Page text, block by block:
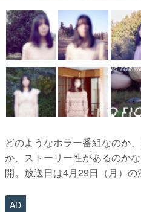
アプリレビュー
その他
電ファミニコゲーマーとは？
運営：株式会社マレ
どのようなホラー番組なのか
か、ストーリー性があるのか
開。放送日は4月29日（月）の
AD